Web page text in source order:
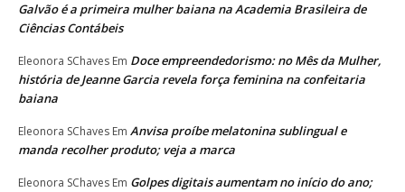
Galvão é a primeira mulher baiana na Academia Brasileira de
Ciências Contábeis
Eleonora SChaves Em Doce empreendedorismo: no Mês da Mulher,
história de Jeanne Garcia revela força feminina na confeitaria
baiana
Eleonora SChaves Em Anvisa proíbe melatonina sublingual e
manda recolher produto; veja a marca
Eleonora SChaves Em Golpes digitais aumentam no início do ano;